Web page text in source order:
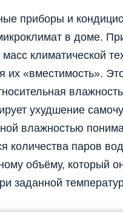
приборы и
в доме.
климатической
их «вместимость».
ухудшение
влажностью
количества паров
объёму, который
заданной